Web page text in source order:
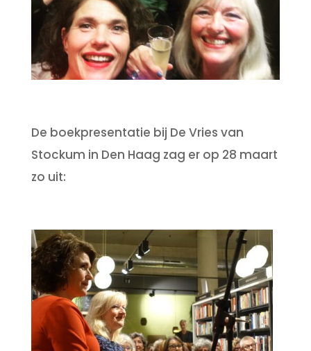
De boekpresentatie bij De Vries van
Stockum in Den Haag zag er op 28 maart
zo uit: